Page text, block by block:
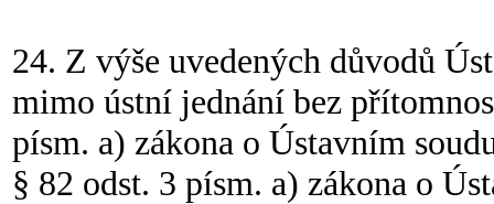
24. Z výše uvedených důvodů
mimo ústní jednání bez
písm. a) zákona o Ústavním
§ 82 odst. 3 písm. a) zákona o